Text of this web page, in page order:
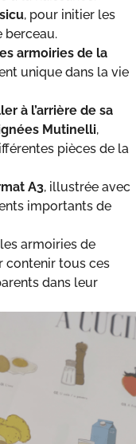
, pour initier les
berceau.
armoiries de la
unique dans la vie
à l’arrière de sa
Mutinelli,
pièces de la
A3, illustrée avec
importants de
armoiries de
contenir tous ces
dans leur